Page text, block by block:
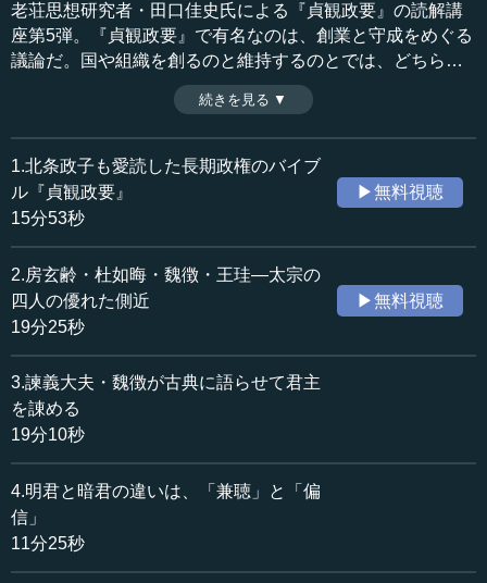
老荘思想研究者・田口佳史氏による『貞観政要』の読解講
座第5弾。『貞観政要』で有名なのは、創業と守成をめぐる
議論だ。国や組織を創るのと維持するのとでは、どちらが
難しいか。李世民の二人の側近は、なんと完全に相反する
結論を出してきた。その時、李世民はどのように応じた
か。優れたリーダーの資質が垣間見える瞬間だ。（全15話
中第5話）
収録日：2016年7月25日
追加日：2016年12月5日
カテゴリー：
歴史・民族
≪全文≫
●第三は、創業と守成のどちらが困難か
年、太宗、侍臣に謂いて曰く、帝王の業」、トップの仕事
としては「草創と守文と孰（いず）れか難（かた）き」
か。「貞観政要という本をご存じですか」と聞くと、多く
の人は「知っていますよ。あの「創業」と「守成」のどち
らが難しいかを言っているあの本ですね」と言います。そ
の通り、ここは非常に有名になった箇所です。ですので、
正しく読むのがいいと思います。
続きを見る ▼
1.北条政子も愛読した長期政権のバイブ
ル『貞観政要』
15分53秒
▶無料視聴
2.房玄齢・杜如晦・魏徴・王珪―太宗の
四人の優れた側近
19分25秒
▶無料視聴
3.諫義大夫・魏徴が古典に語らせて君主
を諌める
19分10秒
4.明君と暗君の違いは、「兼聴」と「偏
信」
11分25秒